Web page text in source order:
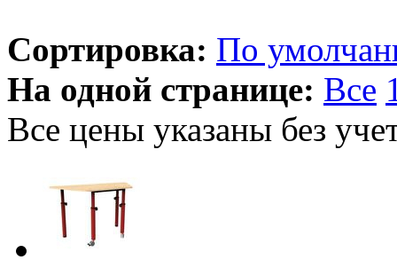
Сортировка: По
На одной странице: Все
Все цены указаны без